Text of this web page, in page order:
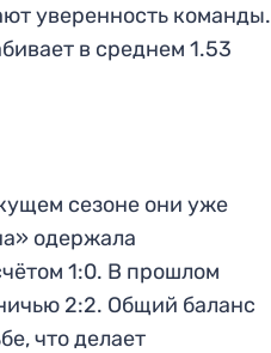
уверенность команды.
в среднем 1.53
сезоне они уже
одержала
1:0. В прошлом
2:2. Общий баланс
что делает